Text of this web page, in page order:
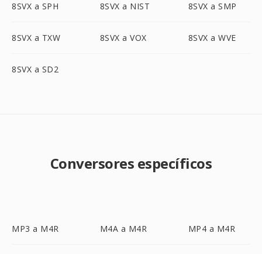
8SVX a SPH 8SVX a NIST 8SVX a SMP
8SVX a TXW 8SVX a VOX 8SVX a WVE
8SVX a SD2
Conversores específicos
MP3 a M4R M4A a M4R MP4 a M4R